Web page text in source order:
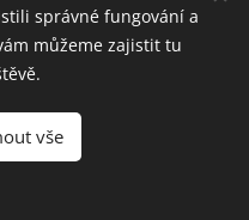
s.r.o., sídlo Na Poříčí 1041/12 ,
správné fungování a
můžeme zajistit tu
vše